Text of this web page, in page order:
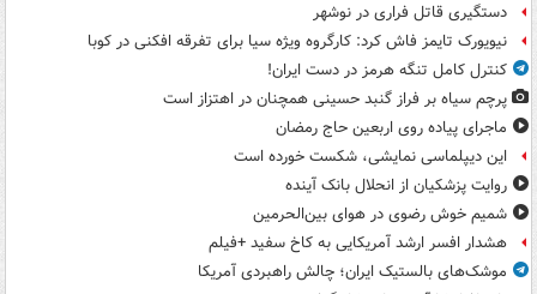
دستگیری قاتل فراری در نوشهر
نیویورک تایمز فاش کرد: کارگروه ویژه سیا برای تفرقه افکنی در کوبا
کنترل کامل تنگه هرمز در دست ایران!
پرچم سیاه بر فراز گنبد حسینی همچنان در اهتزاز است
ماجرای پیاده روی اربعین حاج رمضان
این دیپلماسی نمایشی، شکست خورده است
روایت پزشکیان از انحلال بانک آینده
شمیم خوش رضوی در هوای بین‌الحرمین
هشدار افسر ارشد آمریکایی به کاخ سفید +فیلم
موشک‌های بالستیک ایران؛ چالش راهبردی آمریکا